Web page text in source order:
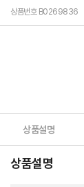
상품번호 B0269836
상품설명
상품설명